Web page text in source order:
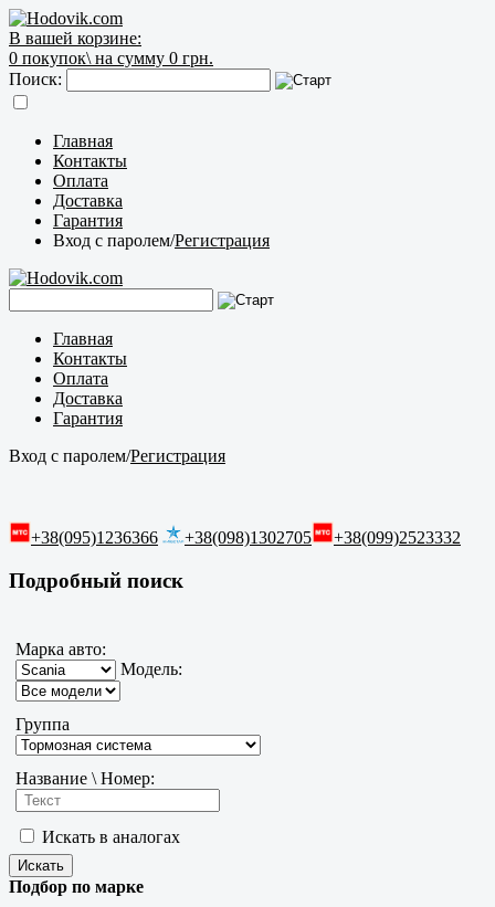
В вашей корзине:
0 покупок\ на сумму 0 грн.
Поиск:
Главная
Контакты
Оплата
Доставка
Гарантия
Вход с паролем/Регистрация
Главная
Контакты
Оплата
Доставка
Гарантия
Вход с паролем/Регистрация
+38(095)1236366 +38(098)1302705 +38(099)2523332
Подробный поиск
Марка авто:
Модель:
Группа
Название \ Номер:
Искать в аналогах
Подбор по марке